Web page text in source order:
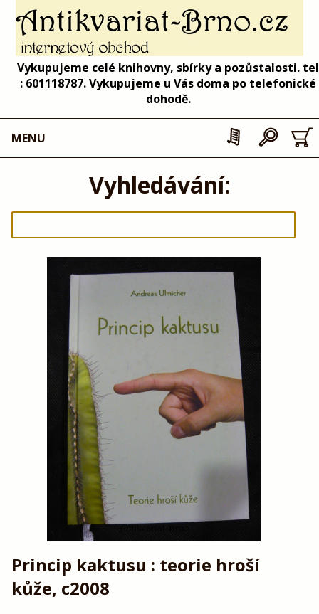
Vykupujeme celé knihovny, sbírky a pozůstalosti. tel
: 601118787. Vykupujeme u Vás doma po telefonické
dohodě.
MENU
Vyhledávání:
Princip kaktusu : teorie hroší
kůže, c2008